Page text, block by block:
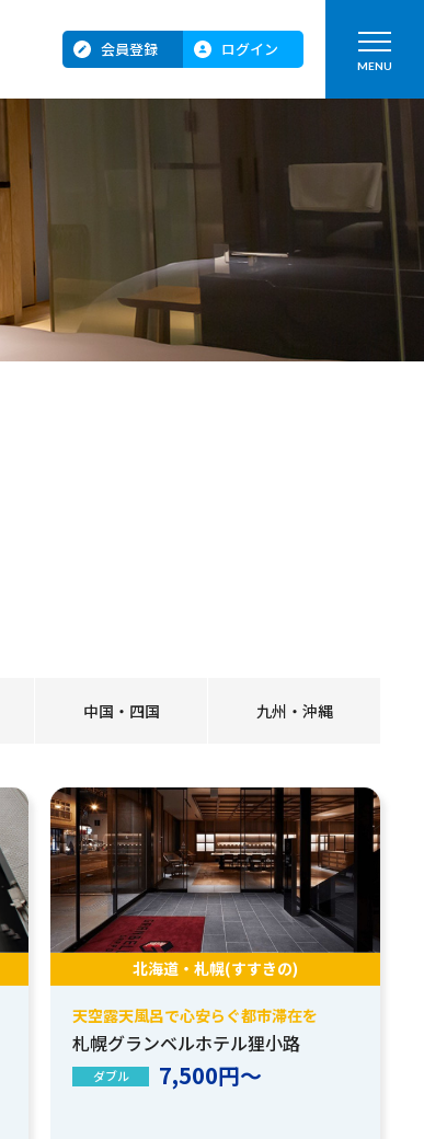
会員登録 ログイン
MENU
中国・四国 九州・沖縄
北海道・札幌(すすきの)
天空露天風呂で心安らぐ都市滞在を
札幌グランベルホテル狸小路
ダブル 7,500円～